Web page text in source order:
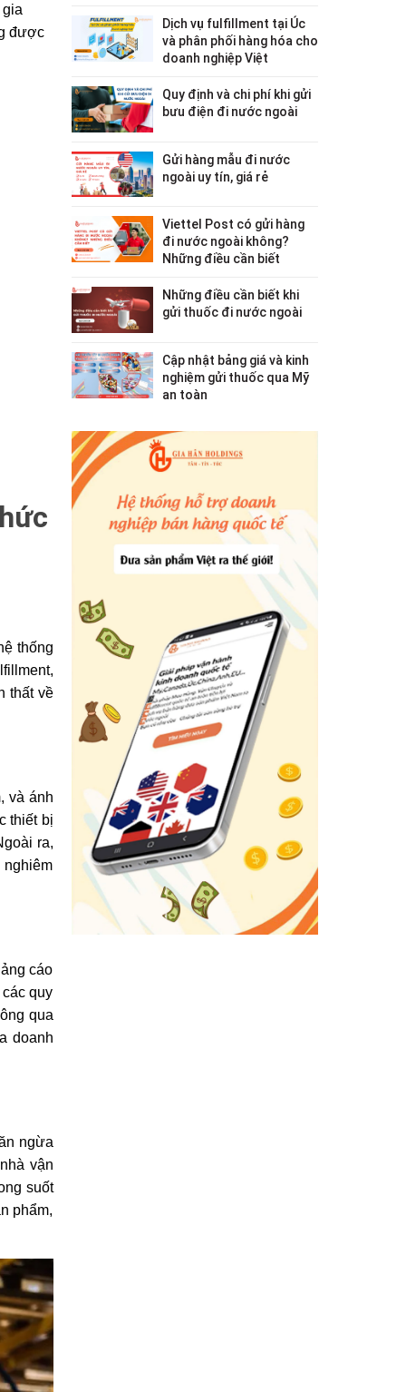
được
thống
thất về
và ánh
thiết bị
ra,
nghiêm
cáo
quy
qua
doanh
ngừa
vận
suốt
phẩm,
Dịch vụ fulfillment tại Úc
và phân phối hàng hóa cho
doanh nghiệp Việt
Quy định và chi phí khi gửi
bưu điện đi nước ngoài
Gửi hàng mẫu đi nước
ngoài uy tín, giá rẻ
Viettel Post có gửi hàng
đi nước ngoài không?
Những điều cần biết
Những điều cần biết khi
gửi thuốc đi nước ngoài
Cập nhật bảng giá và kinh
nghiệm gửi thuốc qua Mỹ
an toàn